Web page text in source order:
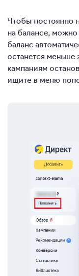
Чтобы постоянно
на балансе,
баланс
останется
кампаниям
ищите в меню